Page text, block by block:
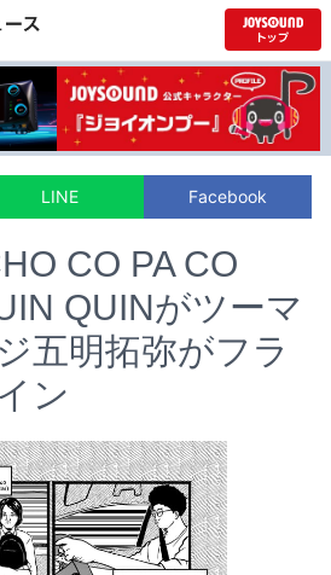
LINE Facebook
CO PA CO
QUINがツーマ
五明拓弥がフラ
ン